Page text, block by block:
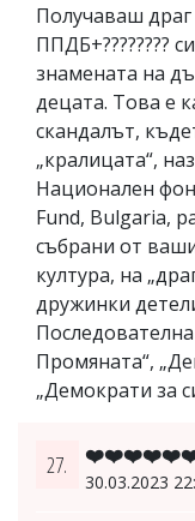
Получаваш драг
ППДБ+????️‍????
знамената на
децата. Това е
скандалът,
„кралицата“,
Национален
Fund, Bulgaria,
събрани от
култура, на
дружинки
Промяната“,
„Демократи за
27.
30.03.2023